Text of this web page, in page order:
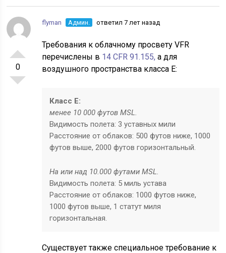
0
flyman Админ. ответил 7 лет назад
Требования к облачному просвету VFR
перечислены в 14 CFR 91.155,а для
воздушного пространства класса E:
Класс E:
менее 10 000 футов MSL.
Видимость полета: 3 уставных мили
Расстояние от облаков: 500 футов ниже, 1000
футов выше, 2000 футов горизонтальный.
На или над 10.000 футами MSL.
Видимость полета: 5 миль устава
Расстояние от облаков: 1000 футов ниже,
1000 футов выше, 1 статут миля
горизонтальная.
Существует также специальное требование к